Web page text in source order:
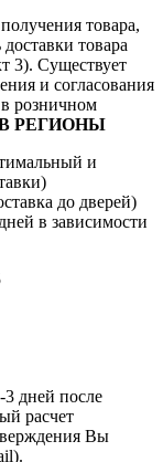
товара,
товара
3). Существует
и согласования
розничном
РЕГИОНЫ
и
до дверей)
в зависимости
дней после
расчет
Вы